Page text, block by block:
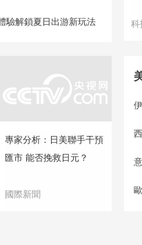
驗解鎖夏日出游新玩法 科
專家分析：日美聯手干預
匯市 能否挽救日元？
國際新聞